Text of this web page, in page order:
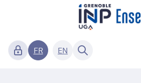
FR EN